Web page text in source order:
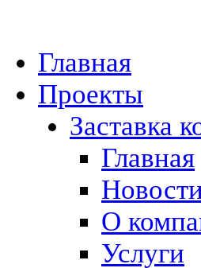
Главная
Проекты
Заставка
Главная
О
Услуги